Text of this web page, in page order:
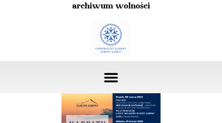
archiwum wolności